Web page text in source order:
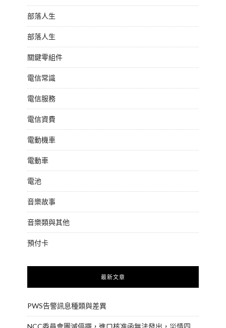
部落人生
部落人生
關鍵零組件
電信常識
電信服務
電信資費
電動機車
電動車
電池
音樂故事
音樂類與其他
預付卡
最新文章
PWS告警訊息種類與差異
NCC委員會團滅停擺，進口核准函無法發出，災情四